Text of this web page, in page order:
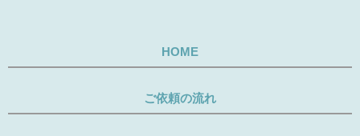
HOME
ご依頼の流れ